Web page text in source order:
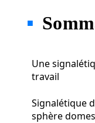
Une
travail
Signalétique
sphère